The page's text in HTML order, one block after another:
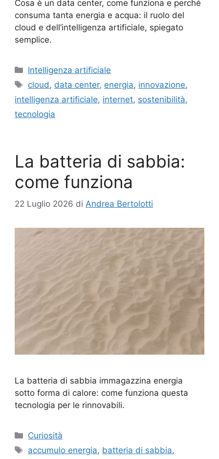
Cosa è un data center, come funziona e perché
consuma tanta energia e acqua: il ruolo del
cloud e dell’intelligenza artificiale, spiegato
semplice.
Categorie
Intelligenza artificiale
Tag
cloud, data center, energia, innovazione,
intelligenza artificiale, internet, sostenibilità,
tecnologia
La batteria di sabbia:
come funziona
22 Luglio 2026 di Andrea Bertolotti
La batteria di sabbia immagazzina energia
sotto forma di calore: come funziona questa
tecnologia per le rinnovabili.
Categorie
Curiosità
Tag
accumulo energia, batteria di sabbia,